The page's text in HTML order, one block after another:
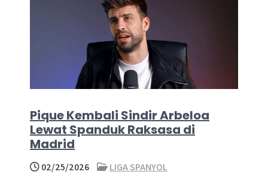
Pique Kembali Sindir Arbeloa
Lewat Spanduk Raksasa di
Madrid
02/25/2026
LIGA SPANYOL